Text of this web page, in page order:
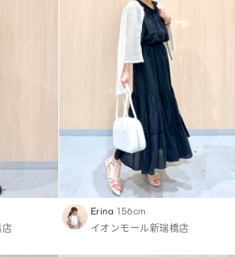
店
Erina 156cm
イオンモール新瑞橋店